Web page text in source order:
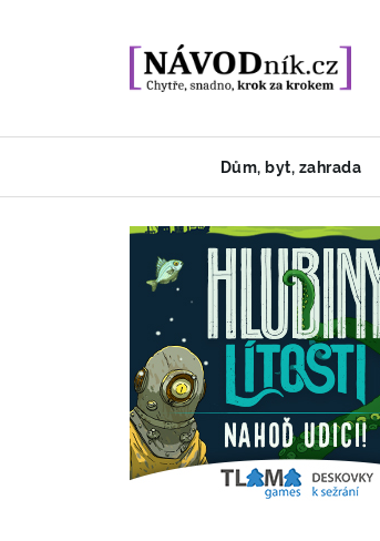
Dům, byt, zahrada